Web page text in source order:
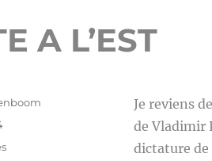
A L’EST
Je reviens
de Vladimir
dictature de